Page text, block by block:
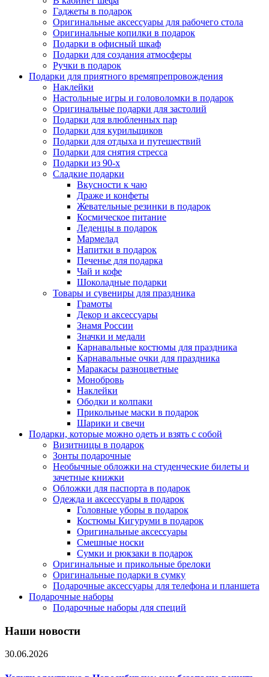
Гаджеты в подарок
Оригинальные аксессуары для рабочего стола
Оригинальные копилки в подарок
Подарки в офисный шкаф
Подарки для создания атмосферы
Ручки в подарок
Подарки для приятного времяпрепровождения
Наклейки
Настольные игры и головоломки в подарок
Оригинальные подарки для застолий
Подарки для влюбленных пар
Подарки для курильщиков
Подарки для отдыха и путешествий
Подарки для снятия стресса
Подарки из 90-х
Сладкие подарки
Вкусности к чаю
Драже и конфеты
Жевательные резинки в подарок
Космическое питание
Леденцы в подарок
Мармелад
Напитки в подарок
Печенье для подарка
Чай и кофе
Шоколадные подарки
Товары и сувениры для праздника
Грамоты
Декор и аксессуары
Знамя России
Значки и медали
Карнавальные костюмы для праздника
Карнавальные очки для праздника
Маракасы разноцветные
Монобровь
Наклейки
Ободки и колпаки
Прикольные маски в подарок
Шарики и свечи
Подарки, которые можно одеть и взять с собой
Визитницы в подарок
Зонты подарочные
Необычные обложки на студенческие билеты и
зачетные книжки
Обложки для паспорта в подарок
Одежда и аксессуары в подарок
Головные уборы в подарок
Костюмы Кигуруми в подарок
Оригинальные аксессуары
Смешные носки
Сумки и рюкзаки в подарок
Оригинальные и прикольные брелоки
Оригинальные подарки в сумку
Подарочные аксессуары для телефона и планшета
Подарочные наборы
Подарочные наборы для специй
Наши новости
30.06.2026